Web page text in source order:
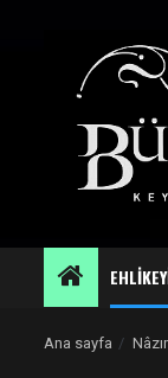
Ana sayfa